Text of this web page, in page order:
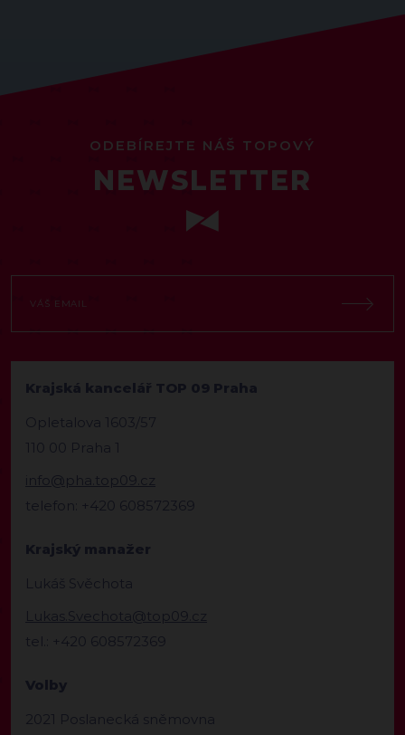
ODEBÍREJTE NÁŠ TOPOVÝ
NEWSLETTER
Krajská kancelář TOP 09 Praha
Opletalova 1603/57
110 00 Praha 1
info@pha.top09.cz
telefon: +420 608572369
Krajský manažer
Lukáš Svěchota
Lukas.Svechota@top09.cz
tel.: +420 608572369
Volby
2021 Poslanecká sněmovna